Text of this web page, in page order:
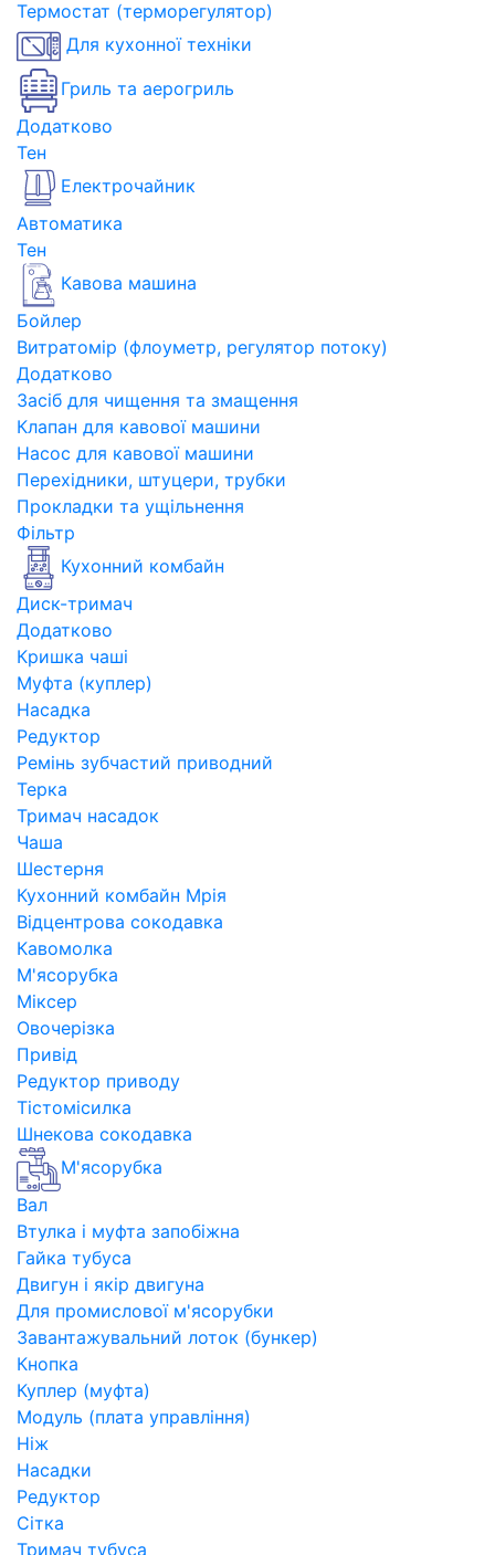
Термостат (терморегулятор)
Для кухонної техніки
Гриль та аерогриль
Додатково
Тен
Електрочайник
Автоматика
Тен
Кавова машина
Бойлер
Витратомір (флоуметр, регулятор потоку)
Додатково
Засіб для чищення та змащення
Клапан для кавової машини
Насос для кавової машини
Перехідники, штуцери, трубки
Прокладки та ущільнення
Фільтр
Кухонний комбайн
Диск-тримач
Додатково
Кришка чаші
Муфта (куплер)
Насадка
Редуктор
Ремінь зубчастий приводний
Терка
Тримач насадок
Чаша
Шестерня
Кухонний комбайн Мрія
Відцентрова сокодавка
Кавомолка
М'ясорубка
Міксер
Овочерізка
Привід
Редуктор приводу
Тістомісилка
Шнекова сокодавка
М'ясорубка
Вал
Втулка і муфта запобіжна
Гайка тубуса
Двигун і якір двигуна
Для промислової м'ясорубки
Завантажувальний лоток (бункер)
Кнопка
Куплер (муфта)
Модуль (плата управління)
Ніж
Насадки
Редуктор
Сітка
Тримач тубуса